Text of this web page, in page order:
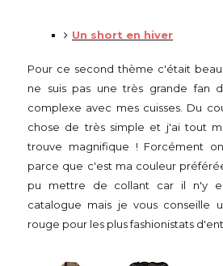
Un short en hiver
Pour ce second thème c'était
ne suis pas une très grande fan
complexe avec mes cuisses. Du
chose de très simple et j'ai tout
trouve magnifique ! Forcément
parce que c'est ma couleur
pu mettre de collant car il n'y
catalogue mais je vous conseille
rouge pour les plus fashionistats